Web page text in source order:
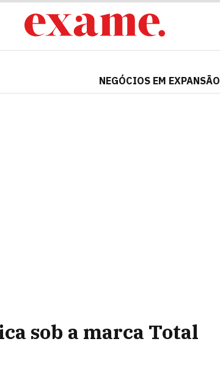
NEGÓCIOS EM EXPANSÃO
sob a marca Total